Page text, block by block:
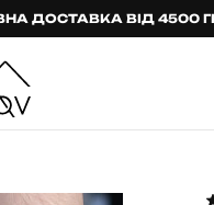
ВІД 4500 ГРН.